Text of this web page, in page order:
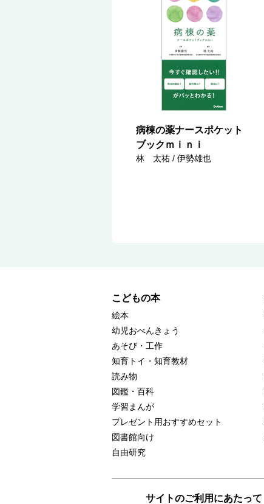
病棟の薬ナースポケット
ブックｍｉｎｉ
林 太祐 / 伊勢雄也
こどもの本
絵本
幼児おべんきょう
あそび・工作
知育トイ・知育教材
読み物
図鑑・百科
学習まんが
プレゼント用おすすめセット
図書館向け
自由研究
サイトのご利用にあたって